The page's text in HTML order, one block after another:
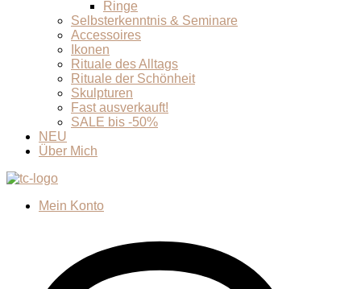
Ringe
Selbsterkenntnis & Seminare
Accessoires
Ikonen
Rituale des Alltags
Rituale der Schönheit
Skulpturen
Fast ausverkauft!
SALE bis -50%
NEU
Über Mich
Mein Konto